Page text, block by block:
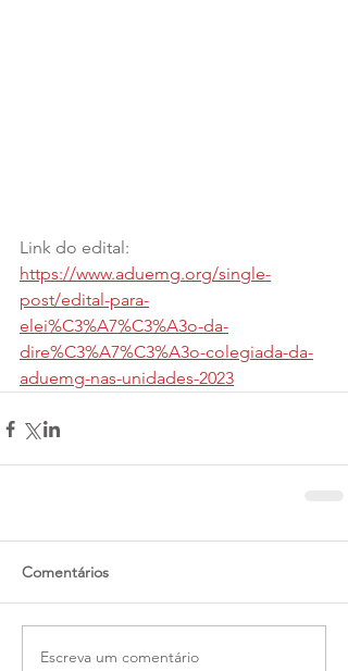
Link do edital:
https://www.aduemg.org/single-
post/edital-para-
elei%C3%A7%C3%A3o-da-
dire%C3%A7%C3%A3o-colegiada-da-
aduemg-nas-unidades-2023
Comentários
Escreva um comentário